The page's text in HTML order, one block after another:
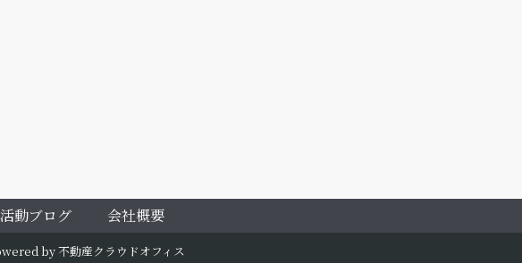
活動ブログ 会社概要
by 不動産クラウドオフィス